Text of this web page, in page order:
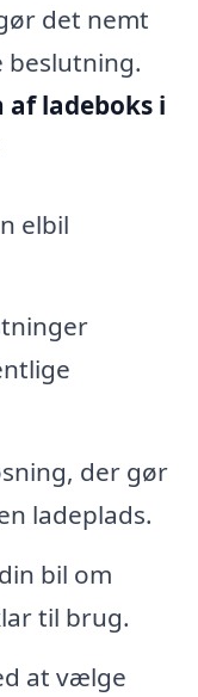
det nemt
ladeboks i
elbil
der gør
ladeplads.
bil om
til brug.
at vælge